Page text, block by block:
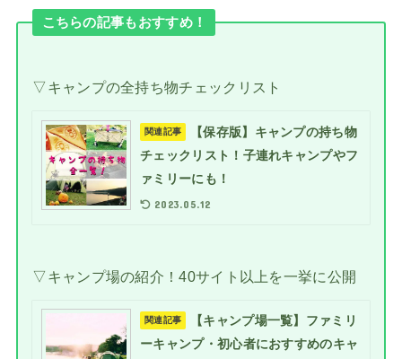
こちらの記事もおすすめ！
▽キャンプの全持ち物チェックリスト
関連記事
【保存版】キャンプの持ち物
チェックリスト！子連れキャンプやフ
ァミリーにも！
2023.05.12
▽キャンプ場の紹介！40サイト以上を一挙に公開
関連記事
【キャンプ場一覧】ファミリ
ーキャンプ・初心者におすすめのキャ